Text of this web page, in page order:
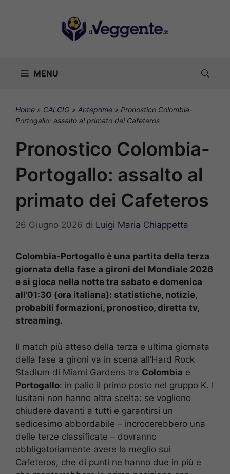
MENU
Home » CALCIO » Anteprime » Pronostico Colombia-
Portogallo: assalto al primato dei Cafeteros
Pronostico Colombia-
Portogallo: assalto al
primato dei Cafeteros
26 Giugno 2026 di Luigi Maria Chiappetta
Colombia-Portogallo è una partita della terza
giornata della fase a gironi del Mondiale 2026
e si gioca nella notte tra sabato e domenica
all’01:30 (ora italiana): statistiche, notizie,
probabili formazioni, pronostico, diretta tv,
streaming.
Il match più atteso della terza e ultima giornata
della fase a gironi va in scena all’Hard Rock
Stadium di Miami Gardens tra Colombia e
Portogallo: in palio il primo posto nel gruppo K. I
lusitani non hanno altra scelta: se vogliono
chiudere davanti a tutti e garantirsi un
sedicesimo abbordabile – incrocerebbero una
delle terze classificate – dovranno
obbligatoriamente avere la meglio sui
Cafeteros, che di punti ne hanno due in più e